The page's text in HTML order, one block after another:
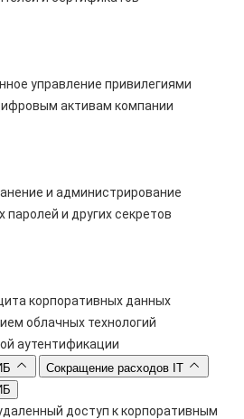
управление привилегиями
активам компании
и администрирование
паролей и других секретов
корпоративных данных
облачных технологий
аутентификации
Сокращение расходов IT
доступ к корпоративным